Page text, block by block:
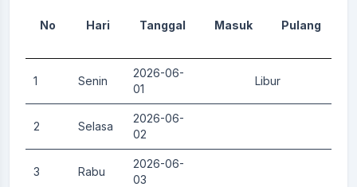
No Hari Tanggal Masuk
Pulang
1 Senin
2026-06-
01
Libur
2 Selasa
2026-06-
02
3 Rabu
2026-06-
03